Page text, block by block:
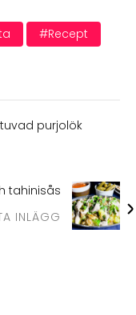
#recept
purjolök
tahinisås
INLÄGG